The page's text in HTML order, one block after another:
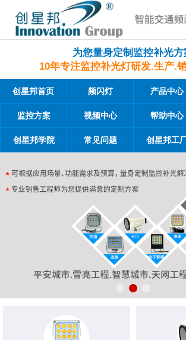
为您量身定制监控补光方
10年专注监控补光灯研发.生产.
创星邦首页 频闪灯 产品中心
监控方案 视频中心 帮助中心
创星邦学院 常见问题 创星邦工